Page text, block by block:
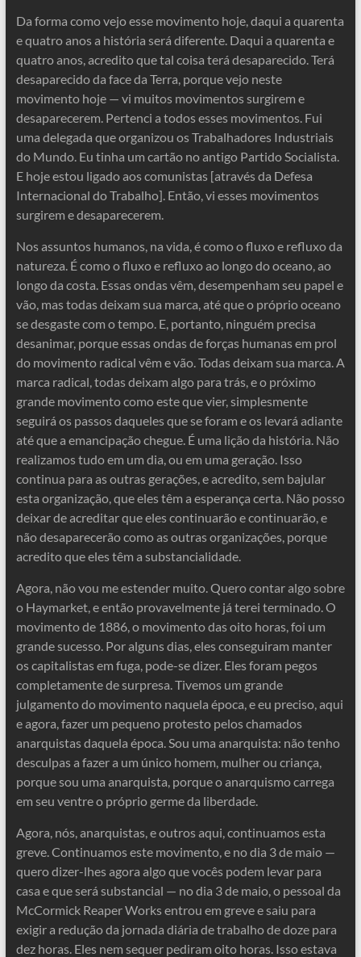
Da forma como vejo esse movimento hoje, daqui a quarenta
e quatro anos a história será diferente. Daqui a quarenta e
quatro anos, acredito que tal coisa terá desaparecido. Terá
desaparecido da face da Terra, porque vejo neste
movimento hoje — vi muitos movimentos surgirem e
desaparecerem. Pertenci a todos esses movimentos. Fui
uma delegada que organizou os Trabalhadores Industriais
do Mundo. Eu tinha um cartão no antigo Partido Socialista.
E hoje estou ligado aos comunistas [através da Defesa
Internacional do Trabalho]. Então, vi esses movimentos
surgirem e desaparecerem.
Nos assuntos humanos, na vida, é como o fluxo e refluxo da
natureza. É como o fluxo e refluxo ao longo do oceano, ao
longo da costa. Essas ondas vêm, desempenham seu papel e
vão, mas todas deixam sua marca, até que o próprio oceano
se desgaste com o tempo. E, portanto, ninguém precisa
desanimar, porque essas ondas de forças humanas em prol
do movimento radical vêm e vão. Todas deixam sua marca. A
marca radical, todas deixam algo para trás, e o próximo
grande movimento como este que vier, simplesmente
seguirá os passos daqueles que se foram e os levará adiante
até que a emancipação chegue. É uma lição da história. Não
realizamos tudo em um dia, ou em uma geração. Isso
continua para as outras gerações, e acredito, sem bajular
esta organização, que eles têm a esperança certa. Não posso
deixar de acreditar que eles continuarão e continuarão, e
não desaparecerão como as outras organizações, porque
acredito que eles têm a substancialidade.
Agora, não vou me estender muito. Quero contar algo sobre
o Haymarket, e então provavelmente já terei terminado. O
movimento de 1886, o movimento das oito horas, foi um
grande sucesso. Por alguns dias, eles conseguiram manter
os capitalistas em fuga, pode-se dizer. Eles foram pegos
completamente de surpresa. Tivemos um grande
julgamento do movimento naquela época, e eu preciso, aqui
e agora, fazer um pequeno protesto pelos chamados
anarquistas daquela época. Sou uma anarquista: não tenho
desculpas a fazer a um único homem, mulher ou criança,
porque sou uma anarquista, porque o anarquismo carrega
em seu ventre o próprio germe da liberdade.
Agora, nós, anarquistas, e outros aqui, continuamos esta
greve. Continuamos este movimento, e no dia 3 de maio —
quero dizer-lhes agora algo que vocês podem levar para
casa e que será substancial — no dia 3 de maio, o pessoal da
McCormick Reaper Works entrou em greve e saiu para
exigir a redução da jornada diária de trabalho de doze para
dez horas. Eles nem sequer pediram oito horas. Isso estava